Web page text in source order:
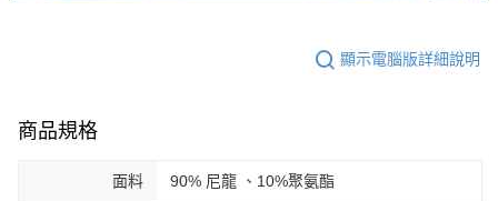
顯示電腦版詳細說明
商品規格
面料 90% 尼龍 、10%聚氨酯